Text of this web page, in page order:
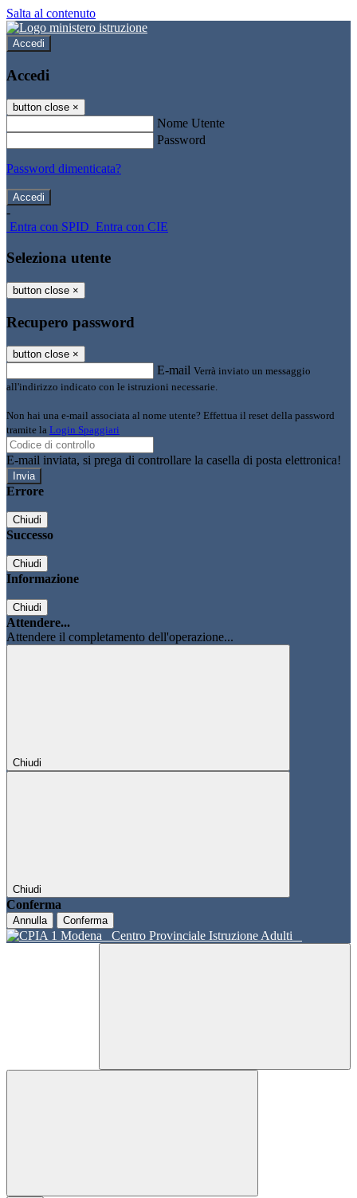
Salta al contenuto
Accedi
Accedi
button close ×
Nome Utente
Password
Password dimenticata?
-
Entra con SPID Entra con CIE
Seleziona utente
button close ×
Recupero password
button close ×
E-mail Verrà inviato un messaggio
all'indirizzo indicato con le istruzioni necessarie.
Non hai una e-mail associata al nome utente? Effettua il reset della password
tramite la Login Spaggiari
E-mail inviata, si prega di controllare la casella di posta elettronica!
Errore
Chiudi
Successo
Chiudi
Informazione
Chiudi
Attendere...
Attendere il completamento dell'operazione...
Chiudi
Chiudi
Conferma
Annulla Conferma
Centro Provinciale Istruzione Adulti